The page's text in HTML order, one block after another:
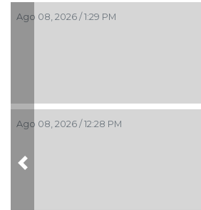
Ago 08, 2026 / 1:29 PM
Ago 08, 2026 / 12:28 PM
Previous